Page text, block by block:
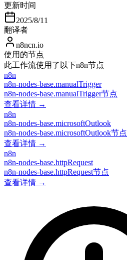
更新时间
2025/8/11
翻译者
n8ncn.io
使用的节点
此工作流使用了以下n8n节点
n8n
n8n-nodes-base.manualTrigger
n8n-nodes-base.manualTrigger节点
查看详情 →
n8n
n8n-nodes-base.microsoftOutlook
n8n-nodes-base.microsoftOutlook节点
查看详情 →
n8n
n8n-nodes-base.httpRequest
n8n-nodes-base.httpRequest节点
查看详情 →